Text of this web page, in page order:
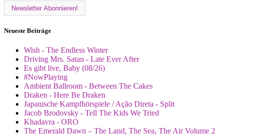
Neueste Beiträge
Wish - The Endless Winter
Driving Mrs. Satan - Late Ever After
Es gibt live, Baby (08/26)
#NowPlaying
Ambient Ballroom - Between The Cakes
Draken - Here Be Draken
Japanische Kampfhörspiele / Ação Direta - Split
Jacob Brodovsky - Tell The Kids We Tried
Khadavra - ORO
The Emerald Dawn – The Land, The Sea, The Air Volume 2